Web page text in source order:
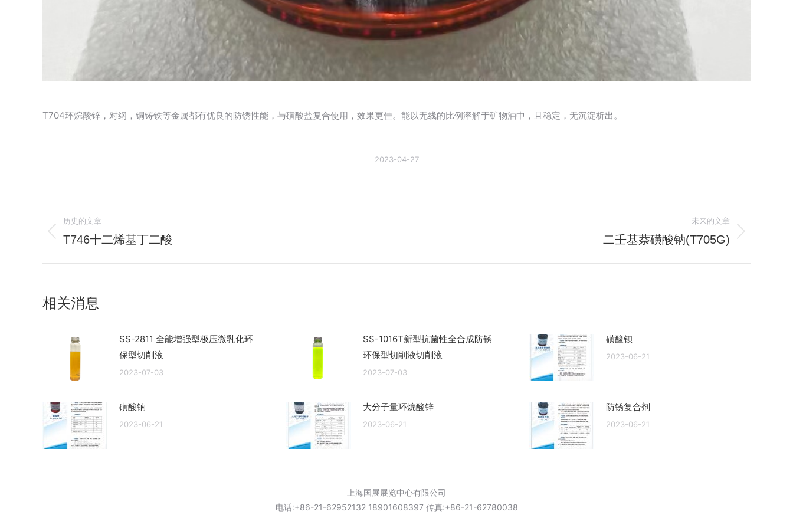
T704环烷酸锌，对纲，铜铸铁等金属都有优良的防锈性能，与磺酸盐复合使用，效果更佳。能以无线的比例溶解于矿物油中，且稳定，无沉淀析出。
2023-04-27
章
导
历史的文章
历
章：
T746十二烯基丁二酸
未来的文章
二壬基萘磺酸钠(T705G)
相关消息
SS-2811 全能增强型极压微乳化环
保型切削液
2023-07-03
SS-1016T新型抗菌性全合成防锈
环保型切削液切削液
2023-07-03
磺酸钡
2023-06-21
磺酸钠
2023-06-21
大分子量环烷酸锌
2023-06-21
防锈复合剂
2023-06-21
上海国展展览中心有限公司
电话:+86-21-62952132 18901608397 传真:+86-21-62780038